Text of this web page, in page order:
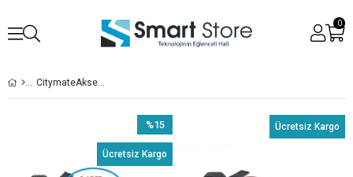
0
CitymateAksesuar
%15
İndirim
%15İndirim
Ücretsiz Kargo
Ücretsiz Kargo